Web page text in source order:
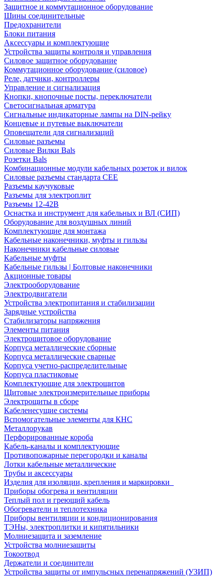
Защитное и коммутационное оборудование
Шины соединительные
Предохранители
Блоки питания
Аксессуары и комплектующие
Устройства защиты контроля и управления
Силовое защитное оборудование
Коммутационное оборудование (силовое)
Реле, датчики, контроллеры
Управление и сигнализация
Кнопки, кнопочные посты, переключатели
Светосигнальная арматура
Сигнальные индикаторные лампы на DIN-рейку
Концевые и путевые выключатели
Оповещатели для сигнализаций
Силовые разъемы
Силовые Вилки Bals
Розетки Bals
Комбинационные модули кабельных розеток и вилок
Силовые разъемы стандарта CEE
Разъемы каучуковые
Разъемы для электроплит
Разъемы 12-42В
Оснастка и инструмент для кабельных и ВЛ (СИП)
Оборудование для воздушных линий
Комплектующие для монтажа
Кабельные наконечники, муфты и гильзы
Наконечники кабельные силовые
Кабельные муфты
Кабельные гильзы | Болтовые наконечники
Акционные товары
Электрооборудование
Электродвигатели
Устройства электропитания и стабилизации
Зарядные устройства
Стабилизаторы напряжения
Элементы питания
Электрощитовое оборудование
Корпуса металлические сборные
Корпуса металлические сварные
Корпуса учетно-распределительные
Корпуса пластиковые
Комплектующие для электрощитов
Щитовые электроизмерительные приборы
Электрощиты в сборе
Кабеленесущие системы
Вспомогательные элементы для КНС
Металлорукав
Перфорированные короба
Кабель-каналы и комплектующие
Противопожарные перегородки и каналы
Лотки кабельные металлические
Трубы и аксессуары
Изделия для изоляции, крепления и маркировки
Приборы обогрева и вентиляции
Теплый пол и греющий кабель
Обогреватели и теплотехника
Приборы вентиляции и кондиционирования
ТЭНы, электроплитки и кипятильники
Молниезащита и заземление
Устройства молниезащиты
Токоотвод
Держатели и соединители
Устройства защиты от импульсных перенапряжений (УЗИП)